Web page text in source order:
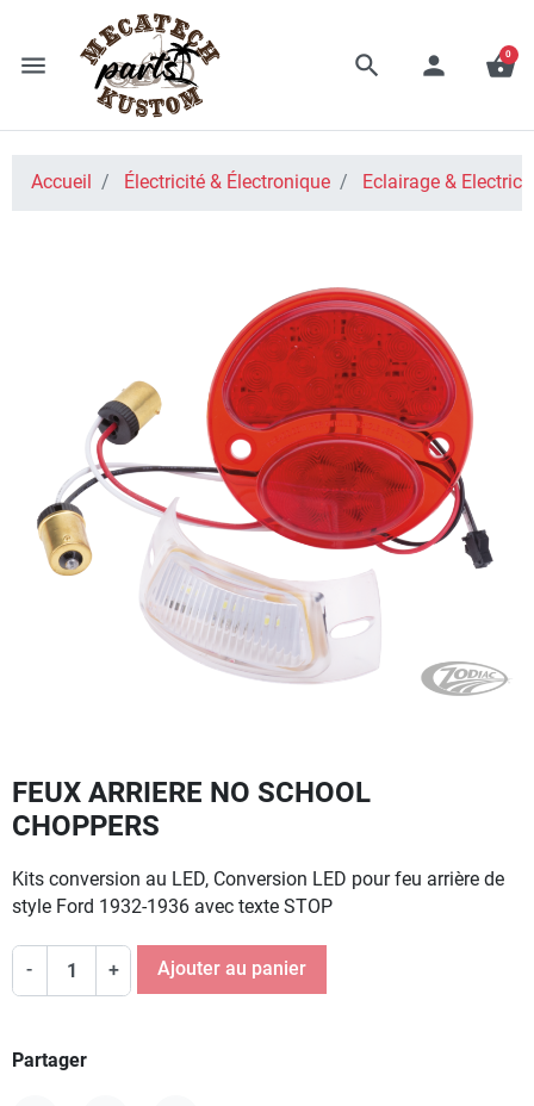
menu search person shopping_basket
0
Accueil Électricité & Électronique Eclairage &
FEUX ARRIERE NO SCHOOL
CHOPPERS
Kits conversion au LED, Conversion LED pour feu arrière de
style Ford 1932-1936 avec texte STOP
- + Ajouter au panier
Partager